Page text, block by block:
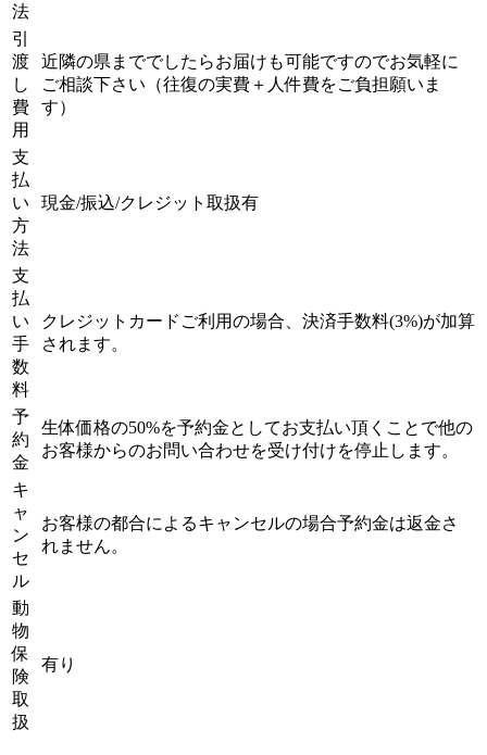
法
引
渡
し
費
用
近隣の県まででしたらお届けも可能ですのでお気軽に
ご相談下さい（往復の実費＋人件費をご負担願いま
す）
支
払
い
方
法
現金/振込/クレジット取扱有
支
払
い
手
数
料
クレジットカードご利用の場合、決済手数料(3%)が加算
されます。
予
約
金
生体価格の50%を予約金としてお支払い頂くことで他の
お客様からのお問い合わせを受け付けを停止します。
キ
ャ
ン
セ
ル
お客様の都合によるキャンセルの場合予約金は返金さ
れません。
動
物
保
険
取
扱
有り